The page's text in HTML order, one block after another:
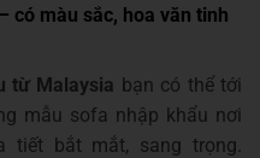
có màu sắc, hoa văn tinh
từ Malaysia bạn có thể tới
mẫu sofa nhập khẩu nơi
tiết bắt mắt, sang trọng.